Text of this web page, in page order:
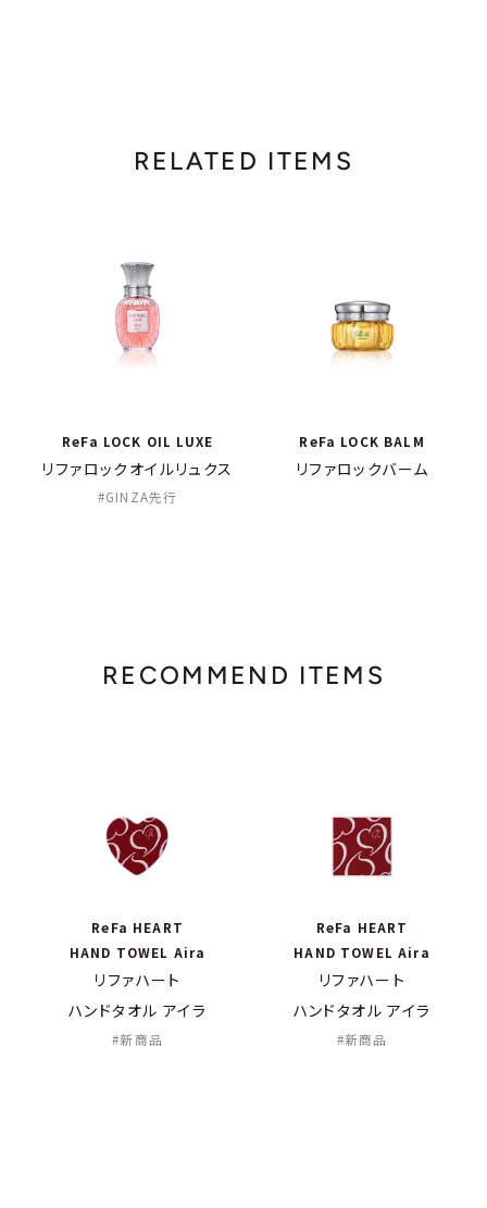
RELATED ITEMS
ReFa LOCK OIL LUXE
リファロックオイルリュクス
GINZA先行
ReFa LOCK BALM
リファロックバーム
RECOMMEND ITEMS
ReFa HEART
HAND TOWEL Aira
リファハート
ハンドタオル アイラ
新商品
ReFa HEART
HAND TOWEL Aira
リファハート
ハンドタオル アイラ
新商品